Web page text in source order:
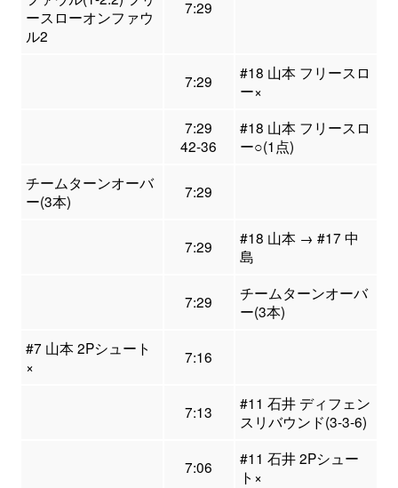
ースローオンファウ
ル2
7:29
7:29
#18 山本 フリースロ
ー×
7:29
42-36
#18 山本 フリースロ
ー○(1点)
チームターンオーバ
ー(3本)
7:29
7:29
#18 山本 → #17 中
島
7:29
チームターンオーバ
ー(3本)
#7 山本 2Pシュート
×
7:16
7:13
#11 石井 ディフェン
スリバウンド(3-3-6)
7:06
#11 石井 2Pシュー
ト×